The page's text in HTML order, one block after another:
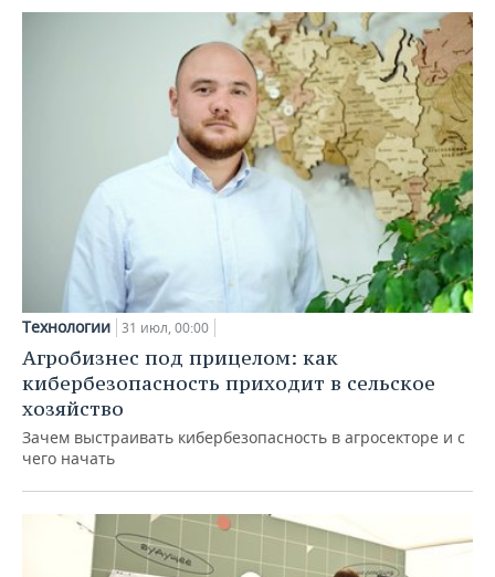
Технологии 31 июл, 00:00
Агробизнес под прицелом: как
кибербезопасность приходит в сельское
хозяйство
Зачем выстраивать кибербезопасность в агросекторе и с
чего начать